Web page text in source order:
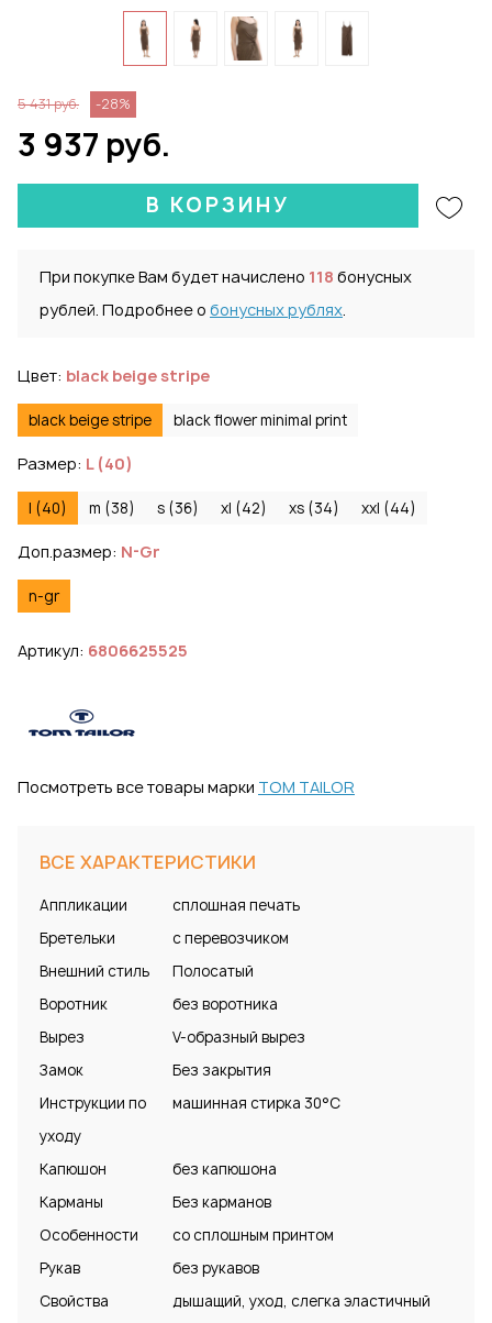
5 431 руб. -28%
3 937 руб.
В КОРЗИНУ
При покупке Вам будет начислено 118 бонусных
рублей. Подробнее о бонусных рублях.
Цвет: black beige stripe
black beige stripe black flower minimal print
Размер: L (40)
l (40) m (38) s (36) xl (42) xs (34) xxl (44)
Доп.размер: N-Gr
n-gr
Артикул: 6806625525
Посмотреть все товары марки TOM TAILOR
ВСЕ ХАРАКТЕРИСТИКИ
Аппликации
сплошная печать
Бретельки
с перевозчиком
Внешний стиль
Полосатый
Воротник
без воротника
Вырез
V-образный вырез
Замок
Без закрытия
Инструкции по
уходу
машинная стирка 30°С
Капюшон
без капюшона
Карманы
Без карманов
Особенности
со сплошным принтом
Рукав
без рукавов
Свойства
дышащий, уход, слегка эластичный